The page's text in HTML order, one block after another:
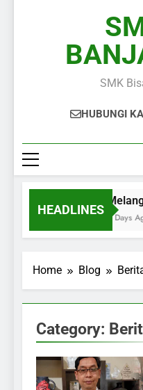
SMK
HUBUNGI
HEADLINES
2 Days Ago
Home Blog
Category: